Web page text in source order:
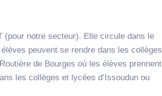
(pour notre secteur). Elle circule dans le
peuvent se rendre dans les collèges
de Bourges où les élèves prennent
les collèges et lycées d’Issoudun ou